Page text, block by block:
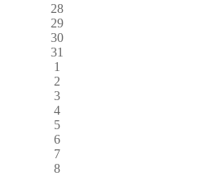
28
29
30
31
1
2
3
4
5
6
7
8